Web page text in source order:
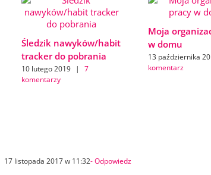
Śledzik nawyków/habit
tracker do pobrania
10 lutego 2019 |
7
komentarzy
Moja
w domu
13 października
komentarz
17 listopada 2017 w 11:32- Odpowiedz